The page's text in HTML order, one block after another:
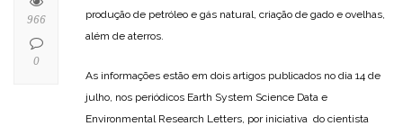
produção de petróleo e gás natural, criação de gado e ovelhas,
além de aterros.
As informações estão em dois artigos publicados no dia 14 de
julho, nos periódicos Earth System Science Data e
Environmental Research Letters, por iniciativa do cientista
966
0